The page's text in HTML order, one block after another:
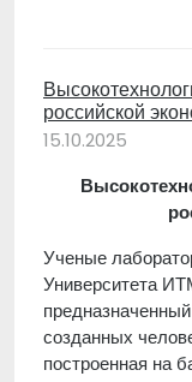
российской
15.10.2025
Ученые
Университета
созданных
построенная на